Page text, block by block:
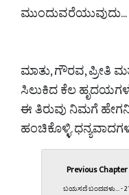
ಮುಂದುವರೆಯುವುದು...
ಮಾತು, ಗೌರವ, ಪ್ರೀತಿ
ಸಿಲುಕಿದ ಕೆಲ
ಈ ತಿರುವು ನಿಮಗೆ
ಹಂಚಿಕೊಳ್ಳಿ.
Previous Chapter
ಬಯಸದೆ ಬಂದವಳು... - 21